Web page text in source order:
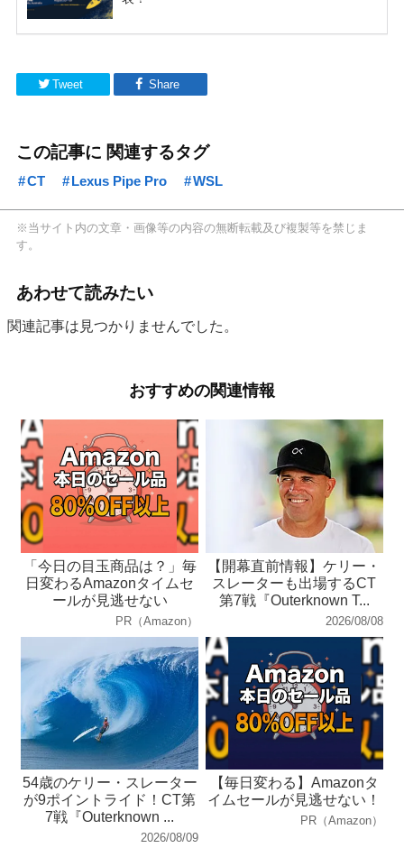
Tweet Share
この記事に 関連するタグ
CT Lexus Pipe Pro WSL
※当サイト内の文章・画像等の内容の無断転載及び複製等を禁じま
す。
あわせて読みたい
関連記事は見つかりませんでした。
おすすめの関連情報
「今日の目玉商品は？」毎
日変わるAmazonタイムセ
ールが見逃せない
PR（Amazon）
【開幕直前情報】ケリー・
スレーターも出場するCT
第7戦『Outerknown T...
2026/08/08
54歳のケリー・スレーター
が9ポイントライド！CT第
7戦『Outerknown ...
2026/08/09
【毎日変わる】Amazonタ
イムセールが見逃せない！
PR（Amazon）